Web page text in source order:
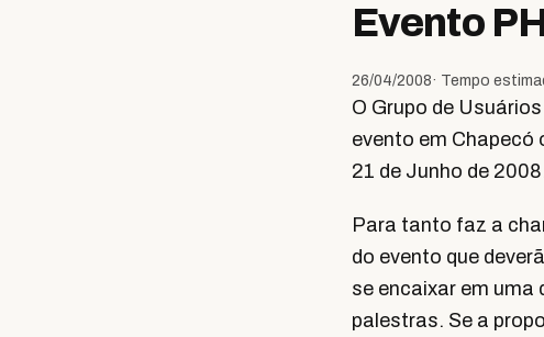
Evento
26/04/2008· Tempo
O Grupo de
evento em Chapecó
21 de Junho de
Para tanto faz a
do evento que
se encaixar em
palestras. Se a